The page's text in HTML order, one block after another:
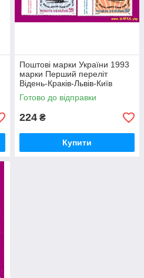
Поштові марки України 1993
марки Перший переліт
Відень-Краків-Львів-Київ
СЕРІЯ КУТ З НАПИСОМ УКР
Готово до відправки
224 ₴
Купити